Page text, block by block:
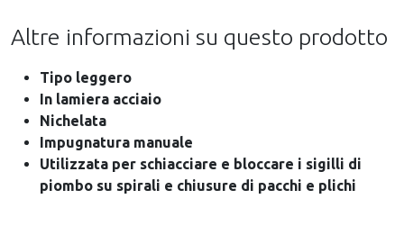
Altre informazioni su questo prodotto
Tipo leggero
In lamiera acciaio
Nichelata
Impugnatura manuale
Utilizzata per schiacciare e bloccare i sigilli di
piombo su spirali e chiusure di pacchi e plichi